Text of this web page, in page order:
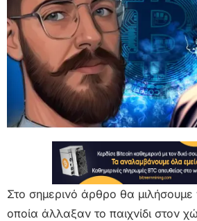
Στο σημερινό άρθρο θα μιλήσουμε
οποία άλλαξαν το παιχνίδι στον